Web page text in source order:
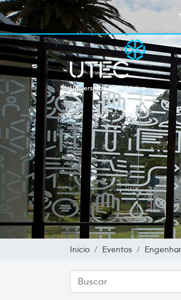
Inicio Eventos